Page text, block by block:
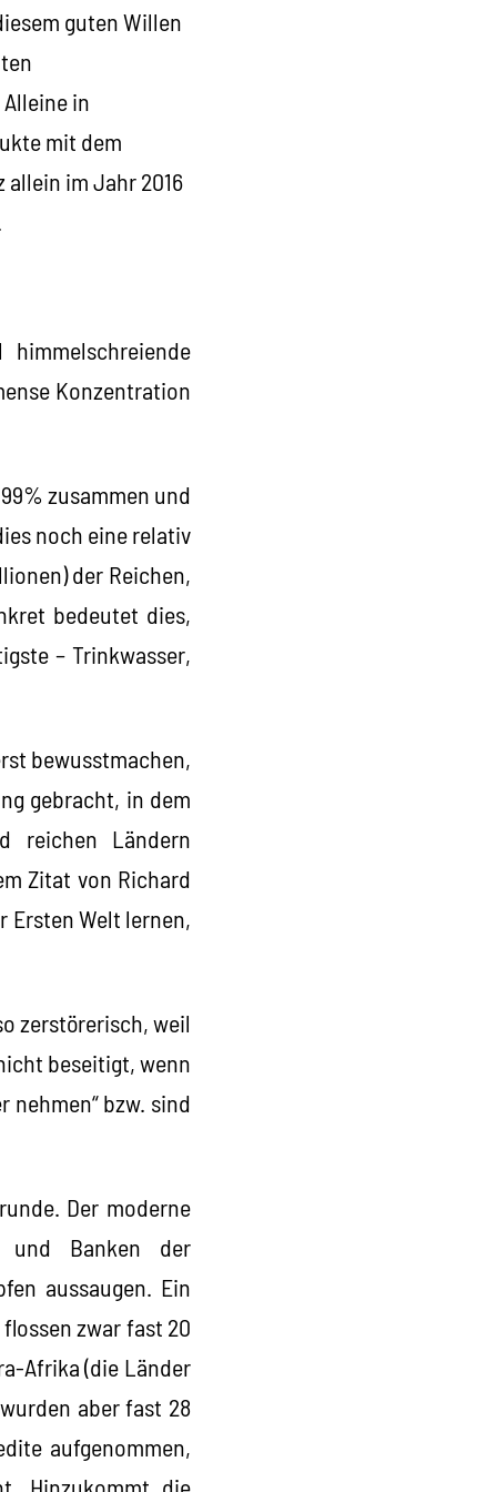
guten Willen
in
mit dem
im Jahr 2016
Konzentration
zusammen und
noch eine relativ
der Reichen,
bedeutet dies,
– Trinkwasser,
bewusstmachen,
gebracht, in dem
reichen Ländern
Zitat von Richard
Ersten Welt lernen,
zerstörerisch, weil
beseitigt, wenn
bzw. sind
Der moderne
und Banken der
aussaugen. Ein
zwar fast 20
Afrika (die Länder
aber fast 28
aufgenommen,